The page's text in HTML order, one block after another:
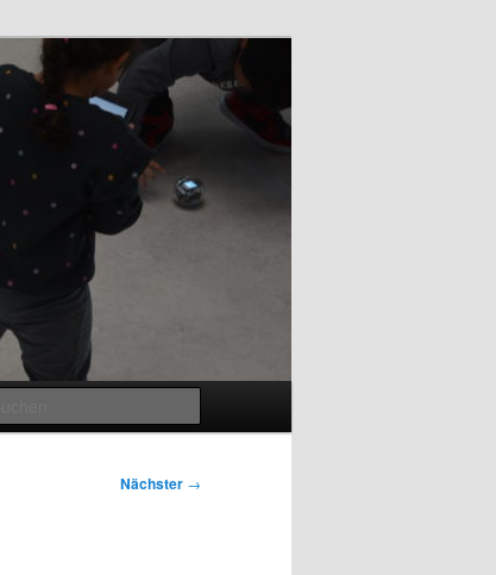
Nächster →